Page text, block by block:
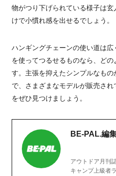
物がつり下げられている様子は
けで小慣れ感を出せるでしょう。
ハンギングチェーンの使い道は
を使ってつるせるものなら、ど
す。主張を抑えたシンプルなも
で、さまざまなモデルが販売さ
をぜひ見つけましょう。
BE-PAL.編
アウトドア月刊
キャンプ上級者